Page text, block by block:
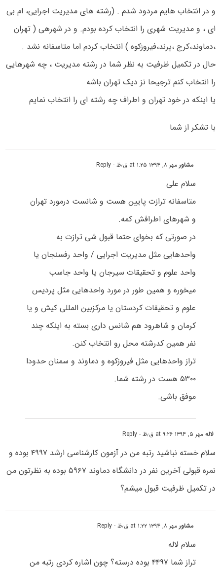
و در انتخاب هایم مردود شدم . (رشته های مدیریت اجرایی، ام بی
ای ، و مدیریت شهری را انتخاب کرده بودم. و در شهرهی ( تهران
،دماوند،کرج ،پرند،فیروزکوه ) انتخاب کردم اما متاسفانه نشد .
حال در تکمیل ظرفیت به نظر شما در رشته مدیریت ، چه شهرهایی
را انتخاب کنم ترجیحا نز دیک تهران باشه
یا اینکه در خود تهران و اطراف چه رشته ای را انتخاب نمایم
با تشکر از شما
مشاور مهر ۸, ۱۳۹۴ at ۱:۲۵ ق٫ظ - Reply
سلام علی
متاسفانه ترازت پایین هست و شانست درمورد تهران
و شهرهای اطرافش کمه.
در صورتی که بخوای حتما قبول شی ترازت به
واحدهایی مثل مدیریت اجرایی / واحد رفسنجان یا
واحد علوم و تحقیقات سیرجان یا واحد جاسب
میخوره و همین طور در مورد واحدهایی مثل پردیس
علوم و تحقیقات کردستان یا مرکزبین المللی کیش و یا
کرمان و شاهرود هم شانس داری بسته به اینکه چند
نفر همین کدرشته محل رو انتخاب کنن.
تراز واحدهایی مثل فیروزکوه و دماوند و سمنان حدودا
۵۳۰۰ هست در رشته شما.
موفق باشی.
لالهمهر ۵, ۱۳۹۴ at ۹:۲۶ ق٫ظ - Reply
سلام خسته نباشید رتبه من در آزمون کارشناسی ارشد ۴۹۹۷ بوده و
نمره قبولی آخرین نفر در دانشگاه دماوند ۵۹۶۷ بوده به نظرتون من
در تکمیل ظرفیت قبول میشم؟
مشاور مهر ۸, ۱۳۹۴ at ۱:۲۲ ق٫ظ - Reply
سلام لاله
تراز شما ۴۴۹۷ بوده درسته؟ چون اشاره کردی رتبه من